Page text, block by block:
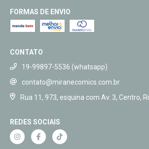
FORMAS DE ENVIO
CONTATO
19-99897-5536 (whatsapp)
contato@miranecomics.com.br
Rua 11, 973, esquina com Av. 3, Centro,
REDES SOCIAIS